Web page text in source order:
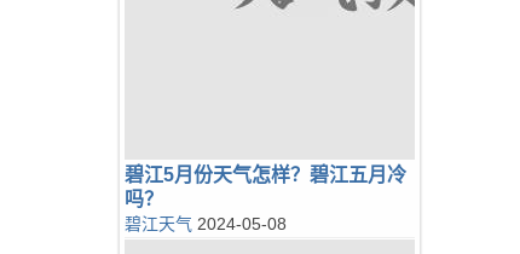
碧江5月份天气怎样？碧江五月冷
吗？
碧江天气 2024-05-08